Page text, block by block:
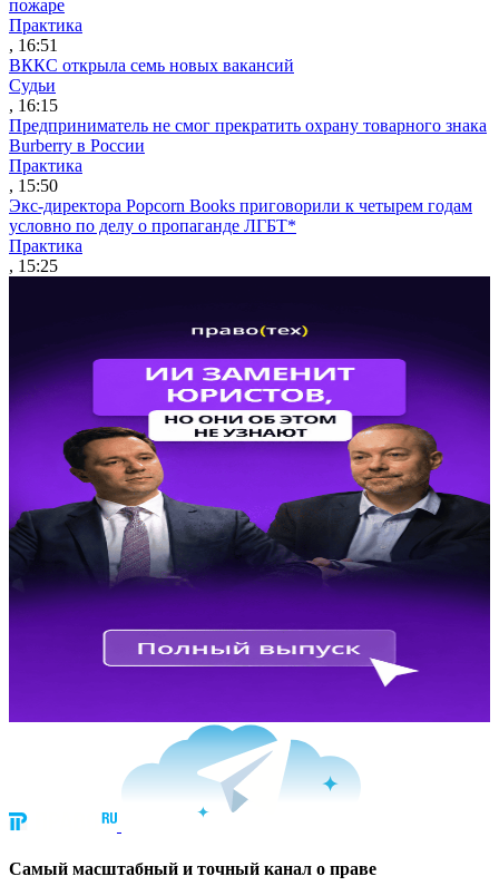
пожаре
Практика
, 16:51
ВККС открыла семь новых вакансий
Судьи
, 16:15
Предприниматель не смог прекратить охрану товарного знака
Burberry в России
Практика
, 15:50
Экс-директора Popcorn Books приговорили к четырем годам
условно по делу о пропаганде ЛГБТ*
Практика
, 15:25
Cамый масштабный и точный канал о праве